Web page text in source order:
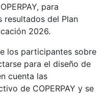
para
resultados del Plan
2026.
los participantes sobre
para el diseño de
cuenta las
de COPERPAY y se